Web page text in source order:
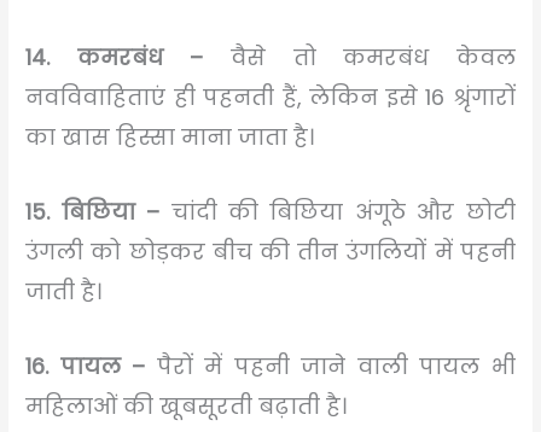
14. कमरबंध – वैसे तो कमरबंध केवल
नवविवाहिताएं ही पहनती हैं, लेकिन इसे 16 श्रृंगारों
का खास हिस्सा माना जाता है।
15. बिछिया – चांदी की बिछिया अंगूठे और छोटी
उंगली को छोड़कर बीच की तीन उंगलियों में पहनी
जाती है।
16. पायल – पैरों में पहनी जाने वाली पायल भी
महिलाओं की खूबसूरती बढ़ाती है।